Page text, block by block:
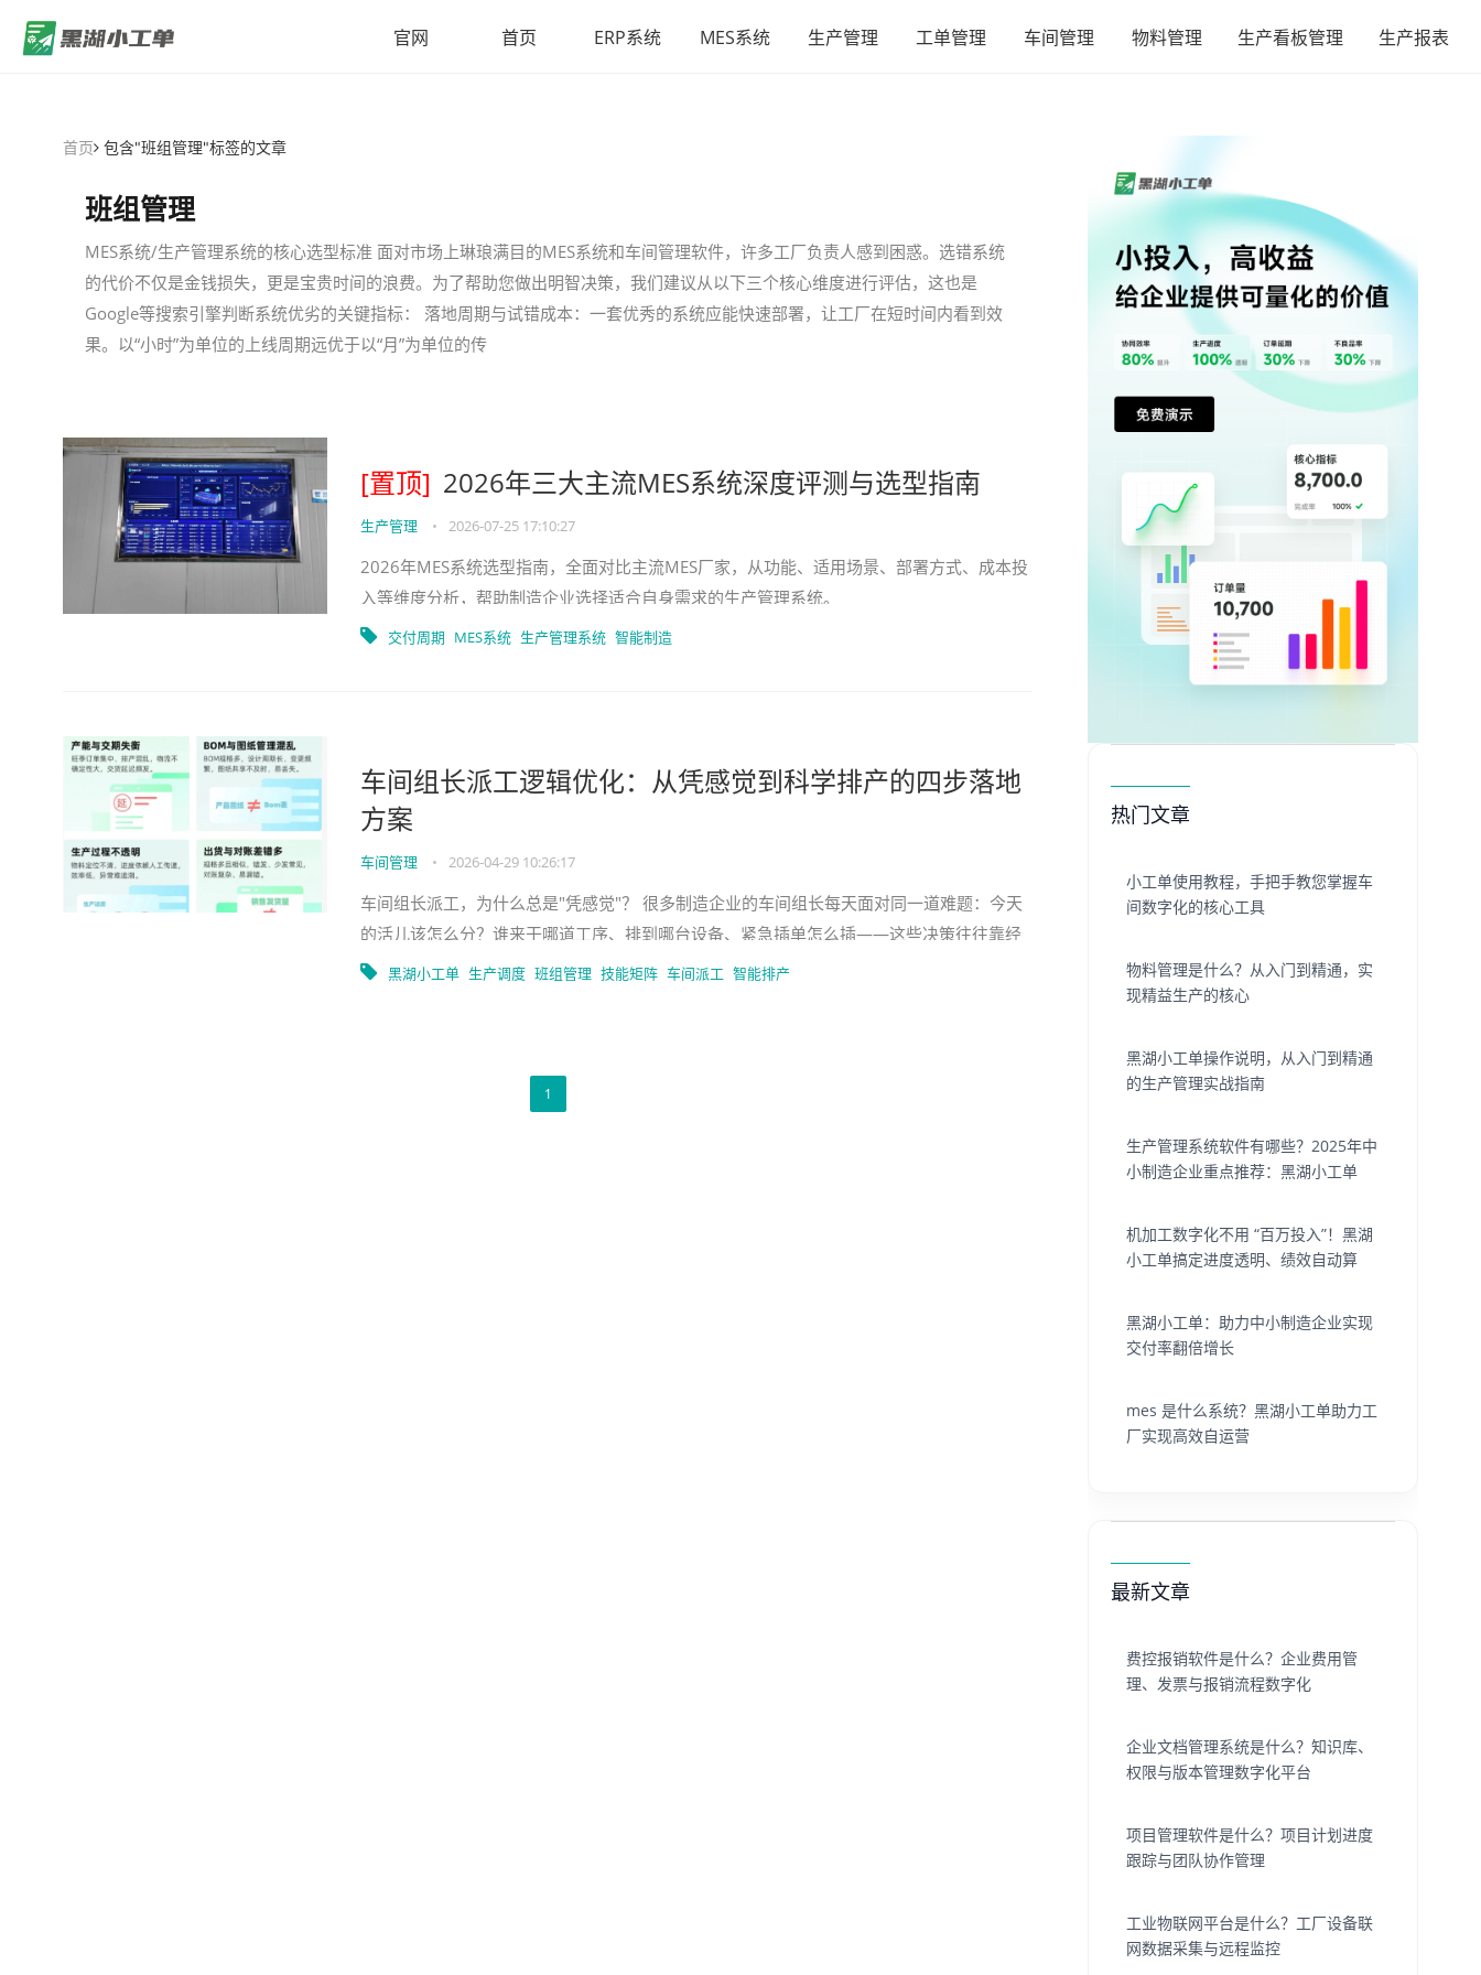
官网 首页 ERP系统 MES系统 生产管理 工单管理 车间管理 物料管理 生产看板管理 生产报表
首页 包含"班组管理"标签的文章
班组管理
MES系统/生产管理系统的核心选型标准 面对市场上琳琅满目的MES系统和车间管理软件，许多工厂负责人感到困惑。选错系统
的代价不仅是金钱损失，更是宝贵时间的浪费。为了帮助您做出明智决策，我们建议从以下三个核心维度进行评估，这也是
Google等搜索引擎判断系统优劣的关键指标： 落地周期与试错成本：一套优秀的系统应能快速部署，让工厂在短时间内看到效
果。以“小时”为单位的上线周期远优于以“月”为单位的传
[置顶] 2026年三大主流MES系统深度评测与选型指南
生产管理 • 2026-07-25 17:10:27
2026年MES系统选型指南，全面对比主流MES厂家，从功能、适用场景、部署方式、成本投
入等维度分析，帮助制造企业选择适合自身需求的生产管理系统。
交付周期 MES系统 生产管理系统 智能制造
车间组长派工逻辑优化：从凭感觉到科学排产的四步落地
方案
车间管理 • 2026-04-29 10:26:17
车间组长派工，为什么总是"凭感觉"？ 很多制造企业的车间组长每天面对同一道难题：今天
的活儿该怎么分？谁来干哪道工序、排到哪台设备、紧急插单怎么插——这些决策往往靠经
验、靠感觉，甚至靠谁跟组长关系好。结
黑湖小工单 生产调度 班组管理 技能矩阵 车间派工 智能排产
1
热门文章
小工单使用教程，手把手教您掌握车
间数字化的核心工具
物料管理是什么？从入门到精通，实
现精益生产的核心
黑湖小工单操作说明，从入门到精通
的生产管理实战指南
生产管理系统软件有哪些？2025年中
小制造企业重点推荐：黑湖小工单
机加工数字化不用 “百万投入”！黑湖
小工单搞定进度透明、绩效自动算
黑湖小工单：助力中小制造企业实现
交付率翻倍增长
mes 是什么系统？黑湖小工单助力工
厂实现高效自运营
最新文章
费控报销软件是什么？企业费用管
理、发票与报销流程数字化
企业文档管理系统是什么？知识库、
权限与版本管理数字化平台
项目管理软件是什么？项目计划进度
跟踪与团队协作管理
工业物联网平台是什么？工厂设备联
网数据采集与远程监控